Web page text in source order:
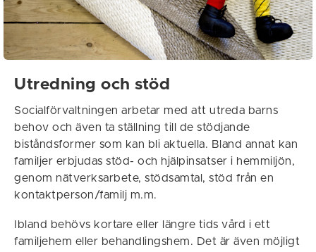
Utredning och stöd
Socialförvaltningen arbetar med att utreda barns
behov och även ta ställning till de stödjande
biståndsformer som kan bli aktuella. Bland annat kan
familjer erbjudas stöd- och hjälpinsatser i hemmiljön,
genom nätverksarbete, stödsamtal, stöd från en
kontaktperson/familj m.m.
Ibland behövs kortare eller längre tids vård i ett
familjehem eller behandlingshem. Det är även möjligt